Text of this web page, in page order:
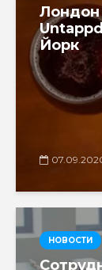
Лондон
Йорк
НОВОСТИ